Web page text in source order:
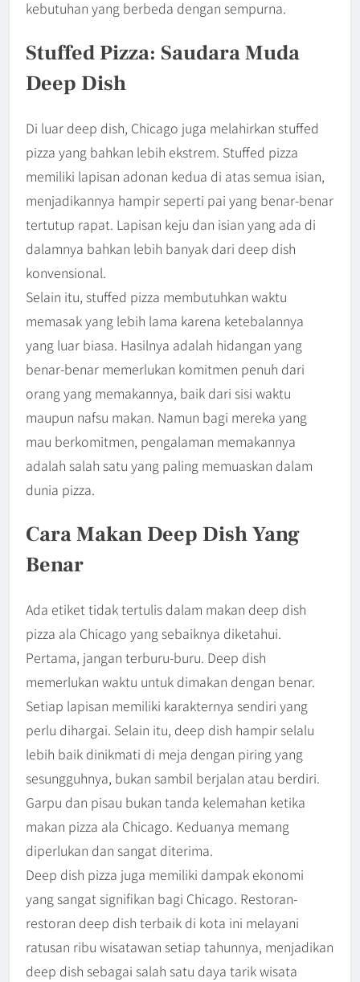
kebutuhan yang berbeda dengan sempurna.
Stuffed Pizza: Saudara Muda
Deep Dish
Di luar deep dish, Chicago juga melahirkan stuffed
pizza yang bahkan lebih ekstrem. Stuffed pizza
memiliki lapisan adonan kedua di atas semua isian,
menjadikannya hampir seperti pai yang benar-benar
tertutup rapat. Lapisan keju dan isian yang ada di
dalamnya bahkan lebih banyak dari deep dish
konvensional.
Selain itu, stuffed pizza membutuhkan waktu
memasak yang lebih lama karena ketebalannya
yang luar biasa. Hasilnya adalah hidangan yang
benar-benar memerlukan komitmen penuh dari
orang yang memakannya, baik dari sisi waktu
maupun nafsu makan. Namun bagi mereka yang
mau berkomitmen, pengalaman memakannya
adalah salah satu yang paling memuaskan dalam
dunia pizza.
Cara Makan Deep Dish Yang
Benar
Ada etiket tidak tertulis dalam makan deep dish
pizza ala Chicago yang sebaiknya diketahui.
Pertama, jangan terburu-buru. Deep dish
memerlukan waktu untuk dimakan dengan benar.
Setiap lapisan memiliki karakternya sendiri yang
perlu dihargai. Selain itu, deep dish hampir selalu
lebih baik dinikmati di meja dengan piring yang
sesungguhnya, bukan sambil berjalan atau berdiri.
Garpu dan pisau bukan tanda kelemahan ketika
makan pizza ala Chicago. Keduanya memang
diperlukan dan sangat diterima.
Deep dish pizza juga memiliki dampak ekonomi
yang sangat signifikan bagi Chicago. Restoran-
restoran deep dish terbaik di kota ini melayani
ratusan ribu wisatawan setiap tahunnya, menjadikan
deep dish sebagai salah satu daya tarik wisata